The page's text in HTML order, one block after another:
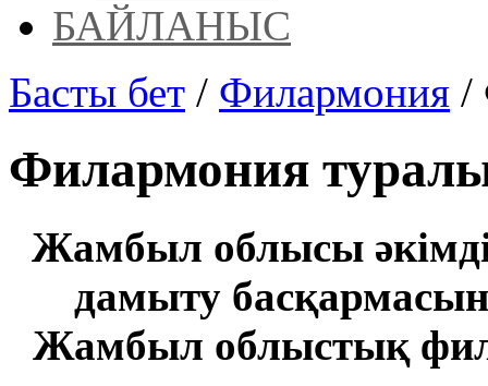
БАЙЛАНЫС
Басты бет / Филармония /
Филармония
Жамбыл облысы
дамыту
Жамбыл облыстық